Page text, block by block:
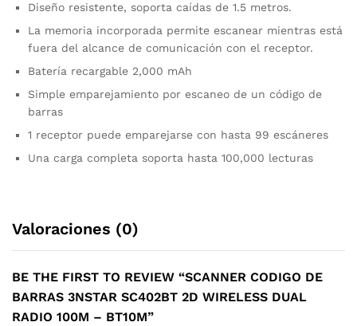
Diseño resistente, soporta caídas de 1.5 metros.
La memoria incorporada permite escanear mientras está
fuera del alcance de comunicación con el receptor.
Batería recargable 2,000 mAh
Simple emparejamiento por escaneo de un código de
barras
1 receptor puede emparejarse con hasta 99 escáneres
Una carga completa soporta hasta 100,000 lecturas
Valoraciones (0)
BE THE FIRST TO REVIEW “SCANNER CODIGO DE
BARRAS 3NSTAR SC402BT 2D WIRELESS DUAL
RADIO 100M – BT10M”